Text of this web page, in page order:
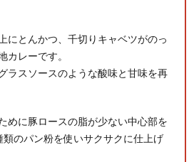
にとんかつ、千切りキャベツがのっ
カレーです。
ラスソースのような酸味と甘味を再
めに豚ロースの脂が少ない中心部を
のパン粉を使いサクサクに仕上げ